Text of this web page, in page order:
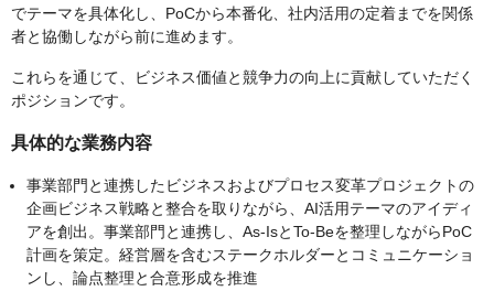
でテーマを具体化し、PoCから本番化、社内活用の定着までを関係
者と協働しながら前に進めます。
これらを通じて、ビジネス価値と競争力の向上に貢献していただく
ポジションです。
具体的な業務内容
事業部門と連携したビジネスおよびプロセス変革プロジェクトの
企画ビジネス戦略と整合を取りながら、AI活用テーマのアイディ
アを創出。事業部門と連携し、As-IsとTo-Beを整理しながらPoC
計画を策定。経営層を含むステークホルダーとコミュニケーショ
ンし、論点整理と合意形成を推進